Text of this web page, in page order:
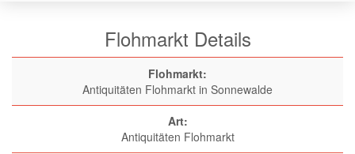
Flohmarkt Details
Flohmarkt:
Antiquitäten Flohmarkt in Sonnewalde
Art:
Antiquitäten Flohmarkt